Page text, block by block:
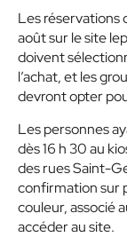
Les réservations
août sur le site
doivent
l’achat, et les
devront opter
Les personnes
dès 16 h 30 au
des rues Saint-
confirmation sur
couleur, associé
accéder au site.